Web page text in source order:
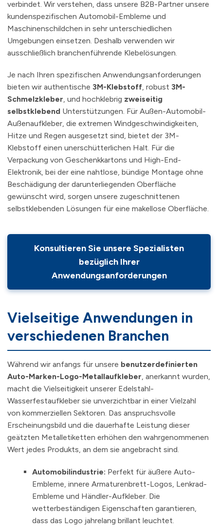
verbindet. Wir verstehen, dass unsere B2B-Partner unsere
kundenspezifischen Automobil-Embleme und
Maschinenschildchen in sehr unterschiedlichen
Umgebungen einsetzen. Deshalb verwenden wir
ausschließlich branchenführende Klebelösungen.
Je nach Ihren spezifischen Anwendungsanforderungen
bieten wir authentische 3M-Klebstoff, robust 3M-
Schmelzkleber, und hochklebrig zweiseitig
selbstklebend Unterstützungen. Für Außen-Automobil-
Außenaufkleber, die extremen Windgeschwindigkeiten,
Hitze und Regen ausgesetzt sind, bietet der 3M-
Klebstoff einen unerschütterlichen Halt. Für die
Verpackung von Geschenkkartons und High-End-
Elektronik, bei der eine nahtlose, bündige Montage ohne
Beschädigung der darunterliegenden Oberfläche
gewünscht wird, sorgen unsere zugeschnittenen
selbstklebenden Lösungen für eine makellose Oberfläche.
Konsultieren Sie unsere Spezialisten
bezüglich Ihrer
Anwendungsanforderungen
Vielseitige Anwendungen in
verschiedenen Branchen
Während wir anfangs für unsere benutzerdefinierten
Auto-Marken-Logo-Metallaufkleber , anerkannt wurden,
macht die Vielseitigkeit unserer Edelstahl-
Wasserfestaufkleber sie unverzichtbar in einer Vielzahl
von kommerziellen Sektoren. Das anspruchsvolle
Erscheinungsbild und die dauerhafte Leistung dieser
geätzten Metalletiketten erhöhen den wahrgenommenen
Wert jedes Produkts, an dem sie angebracht sind.
Automobilindustrie: Perfekt für äußere Auto-
Embleme, innere Armaturenbrett-Logos, Lenkrad-
Embleme und Händler-Aufkleber. Die
wetterbeständigen Eigenschaften garantieren,
dass das Logo jahrelang brillant leuchtet.